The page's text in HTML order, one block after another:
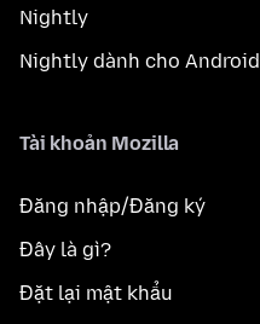
Nightly
Nightly dành cho Android
Tài khoản Mozilla
Đăng nhập/Đăng ký
Đây là gì?
Đặt lại mật khẩu